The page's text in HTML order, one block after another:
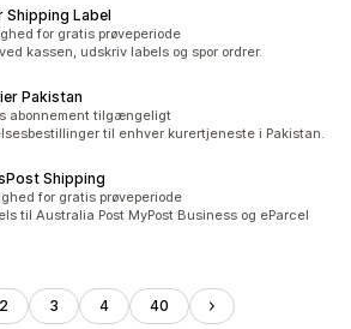
Shipping Label
i alt for gratis prøveperiode
kassen, udskriv labels og spor ordrer.
Pakistan
alt
abonnement tilgængeligt
til enhver kurertjeneste i Pakistan.
Shipping
i alt for gratis prøveperiode
til Australia Post MyPost Business og eParcel
2 3 4 40